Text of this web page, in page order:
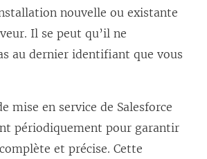
nouvelle ou existante
Il se peut qu’il ne
au dernier identifiant que vous
mise en service de Salesforce
périodiquement pour garantir
et précise. Cette